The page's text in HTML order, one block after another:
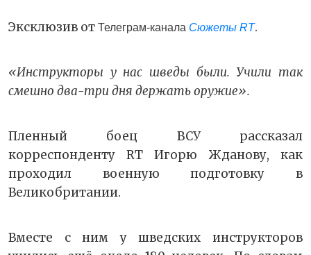
Эксклюзив от Телеграм-канала Сюжеты RT.
«Инструкторы у нас шведы были. Учили так
смешно два-три дня держать оружие».
Пленный боец ВСУ рассказал
корреспонденту RT Игорю Жданову, как
проходил военную подготовку в
Великобритании.
Вместе с ним у шведских инструкторов